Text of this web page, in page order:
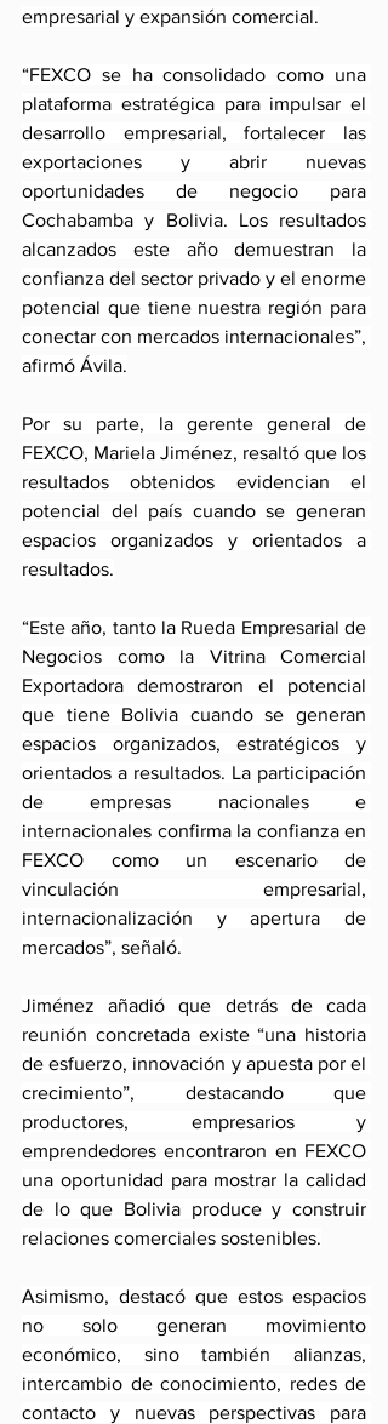
empresarial y expansión comercial.
“FEXCO se ha consolidado como una
plataforma estratégica para impulsar el
desarrollo empresarial, fortalecer las
exportaciones y abrir nuevas
oportunidades de negocio para
Cochabamba y Bolivia. Los resultados
alcanzados este año demuestran la
confianza del sector privado y el enorme
potencial que tiene nuestra región para
conectar con mercados internacionales”,
afirmó Ávila.
Por su parte, la gerente general de
FEXCO, Mariela Jiménez, resaltó que los
resultados obtenidos evidencian el
potencial del país cuando se generan
espacios organizados y orientados a
resultados.
“Este año, tanto la Rueda Empresarial de
Negocios como la Vitrina Comercial
Exportadora demostraron el potencial
que tiene Bolivia cuando se generan
espacios organizados, estratégicos y
orientados a resultados. La participación
de empresas nacionales e
internacionales confirma la confianza en
FEXCO como un escenario de
vinculación empresarial,
internacionalización y apertura de
mercados”, señaló.
Jiménez añadió que detrás de cada
reunión concretada existe “una historia
de esfuerzo, innovación y apuesta por el
crecimiento”, destacando que
productores, empresarios y
emprendedores encontraron en FEXCO
una oportunidad para mostrar la calidad
de lo que Bolivia produce y construir
relaciones comerciales sostenibles.
Asimismo, destacó que estos espacios
no solo generan movimiento
económico, sino también alianzas,
intercambio de conocimiento, redes de
contacto y nuevas perspectivas para